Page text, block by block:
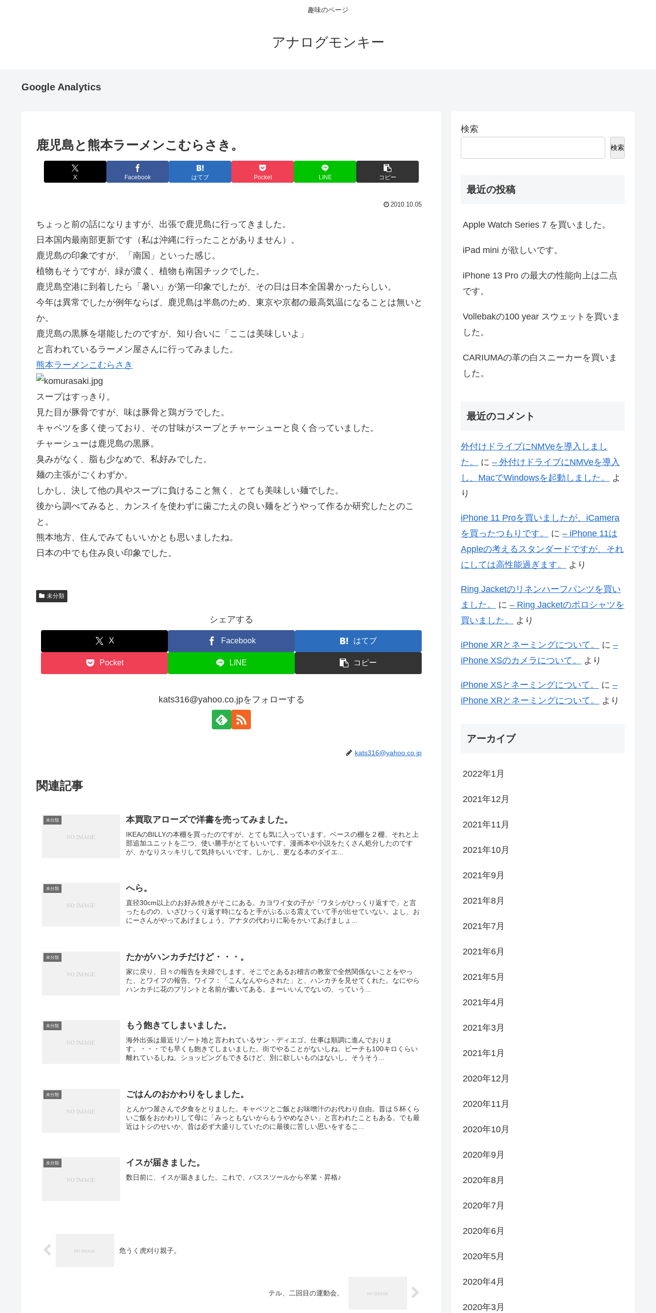
趣味のページ
アナログモンキー
Google Analytics
鹿児島と熊本ラーメンこむらさき。
X Facebook はてブ Pocket LINE コピー
2010.10.05
ちょっと前の話になりますが、出張で鹿児島に行ってきました。
日本国内最南部更新です（私は沖縄に行ったことがありません）。
鹿児島の印象ですが、「南国」といった感じ。
植物もそうですが、緑が濃く、植物も南国チックでした。
鹿児島空港に到着したら「暑い」が第一印象でしたが、その日は日本全国暑かったらしい。
今年は異常でしたが例年ならば、鹿児島は半島のため、東京や京都の最高気温になることは無いと
か。
鹿児島の黒豚を堪能したのですが、知り合いに「ここは美味しいよ」
と言われているラーメン屋さんに行ってみました。
熊本ラーメンこむらさき
スープはすっきり。
見た目が豚骨ですが、味は豚骨と鶏ガラでした。
キャベツを多く使っており、その甘味がスープとチャーシューと良く合っていました。
チャーシューは鹿児島の黒豚。
臭みがなく、脂も少なめで、私好みでした。
麺の主張がごくわずか。
しかし、決して他の具やスープに負けること無く、とても美味しい麺でした。
後から調べてみると、カンスイを使わずに歯ごたえの良い麺をどうやって作るか研究したとのこ
と。
熊本地方、住んでみてもいいかとも思いましたね。
日本の中でも住み良い印象でした。
未分類
シェアする
X Facebook はてブ
Pocket LINE コピー
kats316@yahoo.co.jpをフォローする
kats316@yahoo.co.jp
関連記事
未分類 本買取アローズで洋書を売ってみました。
IKEAのBILLYの本棚を買ったのですが、とても気に入っています。ベースの棚を２棚、それと上
部追加ユニットを二つ、使い勝手がとてもいいです。漫画本や小説をたくさん処分したのです
が、かなりスッキリして気持ちいいです。しかし、更なる本のダイエ...
未分類 へら。
直径30cm以上のお好み焼きがそこにある。カヨワイ女の子が「ワタシがひっくり返すで」と言
ったものの、いざひっくり返す時になると手がぷるぷる震えていて手が出せていない。よし、お
にーさんがやってあげましょう。アナタの代わりに恥をかいてあげましょ...
未分類 たかがハンカチだけど・・・。
家に戻り、日々の報告を夫婦でします。そこでとあるお稽古の教室で全然関係ないことをやっ
た、とワイフの報告。ワイフ：「こんなんやらされた」と、ハンカチを見せてくれた。なにやら
ハンカチに花のプリントと名前が書いてある。まーいいんでないの、っていう...
未分類 もう飽きてしまいました。
海外出張は最近リゾート地と言われているサン・ディエゴ。仕事は順調に進んでおりま
す。・・・でも早くも飽きてしまいました。街でやることがないしね。ビーチも100キロくらい
離れているしね。ショッピングもできるけど、別に欲しいものはないし。そうそう...
未分類 ごはんのおかわりをしました。
とんかつ屋さんで夕食をとりました。キャベツとご飯とお味噌汁のお代わり自由。昔は５杯くら
いご飯をおかわりして母に「みっともないからもうやめなさい」と言われたこともある。でも最
近はトシのせいか、昔は必ず大盛りしていたのに最後に苦しい思いをするこ...
未分類 イスが届きました。
数日前に、イスが届きました。これで、バススツールから卒業・昇格♪
危うく虎刈り親子。
テル、二回目の運動会。
検索
検索
最近の投稿
Apple Watch Series 7 を買いました。
iPad mini が欲しいです。
iPhone 13 Pro の最大の性能向上は二点
です。
Vollebakの100 year スウェットを買いま
した。
CARIUMAの革の白スニーカーを買いま
した。
最近のコメント
外付けドライブにNMVeを導入しまし
た。
に – 外付けドライブにNMVeを導入
し、MacでWindowsを起動しました。
よ
り
iPhone 11 Proを買いましたが、iCamera
を買ったつもりです。
に – iPhone 11は
Appleの考えるスタンダードですが、それ
にしては高性能過ぎます。
より
Ring Jacketのリネンハーフパンツを買い
ました。
に – Ring Jacketのポロシャツを
買いました。
より
iPhone XRとネーミングについて。 に –
iPhone XSのカメラについて。
より
iPhone XSとネーミングについて。 に –
iPhone XRとネーミングについて。
より
アーカイブ
2022年1月
2021年12月
2021年11月
2021年10月
2021年9月
2021年8月
2021年7月
2021年6月
2021年5月
2021年4月
2021年3月
2021年1月
2020年12月
2020年11月
2020年10月
2020年9月
2020年8月
2020年7月
2020年6月
2020年5月
2020年4月
2020年3月